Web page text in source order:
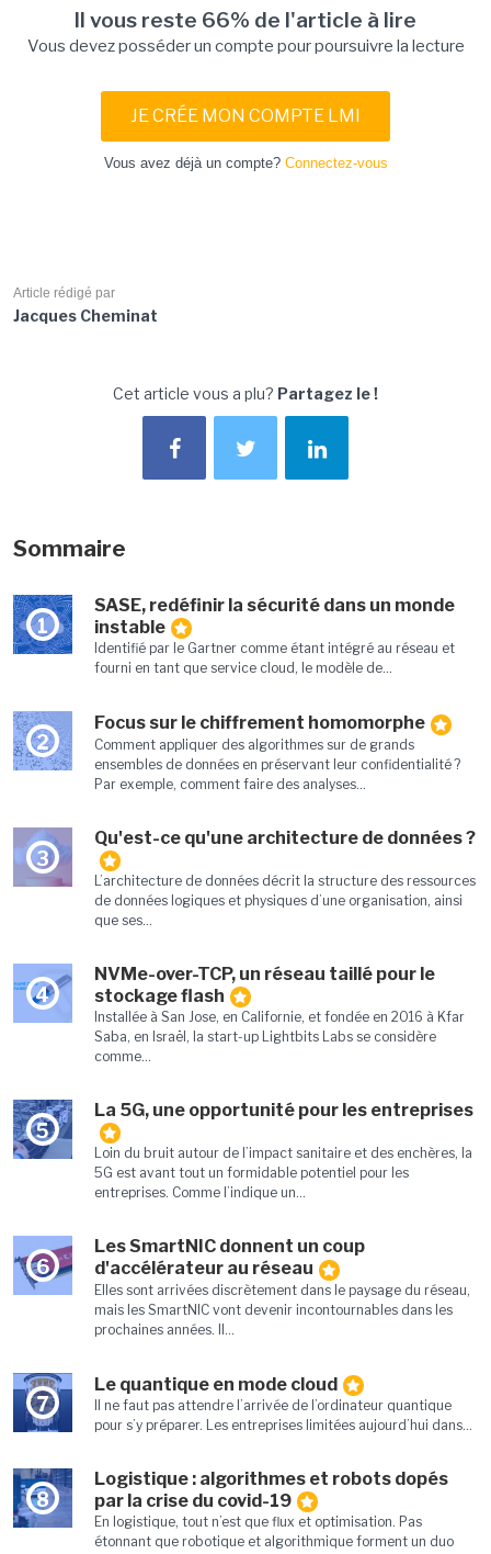
Il vous reste 66% de l'article à lire
Vous devez posséder un compte pour poursuivre la lecture
JE CRÉE MON COMPTE LMI
Vous avez déjà un compte? Connectez-vous
Article rédigé par
Jacques Cheminat
Cet article vous a plu? Partagez le !
Sommaire
1
SASE, redéfinir la sécurité dans un monde
instable
Identifié par le Gartner comme étant intégré au réseau et
fourni en tant que service cloud, le modèle de...
2
Focus sur le chiffrement homomorphe
Comment appliquer des algorithmes sur de grands
ensembles de données en préservant leur confidentialité ?
Par exemple, comment faire des analyses...
3
Qu'est-ce qu'une architecture de données ?
L’architecture de données décrit la structure des ressources
de données logiques et physiques d’une organisation, ainsi
que ses...
4
NVMe-over-TCP, un réseau taillé pour le
stockage flash
Installée à San Jose, en Californie, et fondée en 2016 à Kfar
Saba, en Israël, la start-up Lightbits Labs se considère
comme...
5
La 5G, une opportunité pour les entreprises
Loin du bruit autour de l’impact sanitaire et des enchères, la
5G est avant tout un formidable potentiel pour les
entreprises. Comme l’indique un...
6
Les SmartNIC donnent un coup
d'accélérateur au réseau
Elles sont arrivées discrètement dans le paysage du réseau,
mais les SmartNIC vont devenir incontournables dans les
prochaines années. Il...
7
Le quantique en mode cloud
Il ne faut pas attendre l’arrivée de l’ordinateur quantique
pour s’y préparer. Les entreprises limitées aujourd’hui dans...
8
Logistique : algorithmes et robots dopés
par la crise du covid-19
En logistique, tout n’est que flux et optimisation. Pas
étonnant que robotique et algorithmique forment un duo